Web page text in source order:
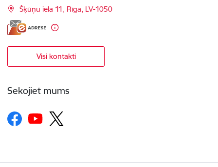
Šķūņu iela 11, Rīga, LV-1050
Visi kontakti
Sekojiet mums